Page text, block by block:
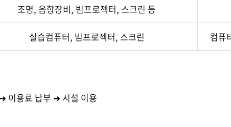
조명, 음향장비, 빔프로젝터, 스크린 등
실습컴퓨터, 빔프로젝터, 스크린 컴퓨
이용료 납부 ➜ 시설 이용